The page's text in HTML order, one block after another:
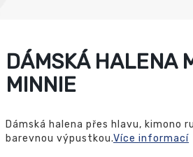
DÁMSKÁ HALENA
MINNIE
Dámská halena přes hlavu, kimono
barevnou výpustkou.Více informací